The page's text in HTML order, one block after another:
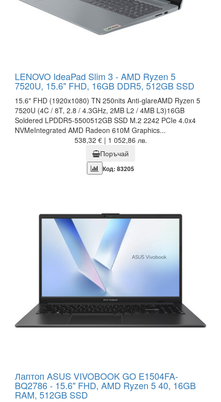
LENOVO IdeaPad Slim 3 - AMD Ryzen 5
7520U, 15.6" FHD, 16GB DDR5, 512GB SSD
15.6" FHD (1920x1080) TN 250nits Anti-glareAMD Ryzen 5
7520U (4C / 8T, 2.8 / 4.3GHz, 2MB L2 / 4MB L3)16GB
Soldered LPDDR5-5500512GB SSD M.2 2242 PCIe 4.0x4
NVMeIntegrated AMD Radeon 610M Graphics...
538,32 € | 1 052,86 лв.
Поръчай
Код: 83205
Лаптоп ASUS VIVOBOOK GO E1504FA-
BQ2786 - 15.6" FHD, AMD Ryzen 5 40, 16GB
RAM, 512GB SSD